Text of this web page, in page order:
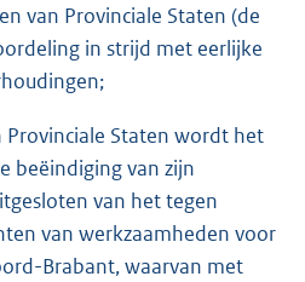
van Provinciale Staten (de
in strijd met eerlijke
Provinciale Staten wordt het
beëindiging van zijn
van het tegen
van werkzaamheden voor
Brabant, waarvan met